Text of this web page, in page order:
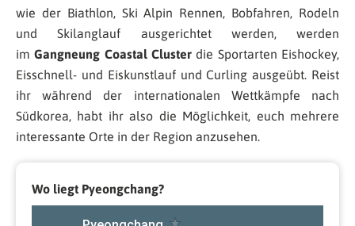
wie der Biathlon, Ski Alpin Rennen, Bobfahren, Rodeln
und Skilanglauf ausgerichtet werden, werden
imGangneung Coastal Cluster die Sportarten Eishockey,
Eisschnell- und Eiskunstlauf und Curling ausgeübt. Reist
ihr während der internationalen Wettkämpfe nach
Südkorea, habt ihr also die Möglichkeit, euch mehrere
interessante Orte in der Region anzusehen.
Wo liegt Pyeongchang?